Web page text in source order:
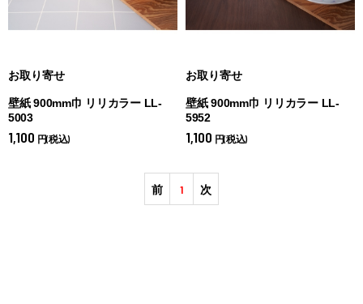
お取り寄せ
壁紙 900mm巾 リリカラー LL-
5003
1,100 円(税込)
お取り寄せ
壁紙 900mm巾 リリカラー LL-
5952
1,100 円(税込)
前 1 次